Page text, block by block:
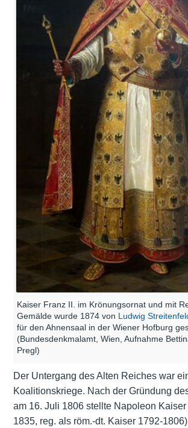
Kaiser Franz II. im Krönungsornat und mit
Gemälde wurde 1874 von Ludwig
für den Ahnensaal in der Wiener Hofburg
(Bundesdenkmalamt, Wien, Aufnahme
Pregl)
Der Untergang des Alten Reiches war
Koalitionskriege. Nach der Gründung
am 16. Juli 1806 stellte Napoleon Kaiser
1835, reg. als röm.-dt. Kaiser 1792-